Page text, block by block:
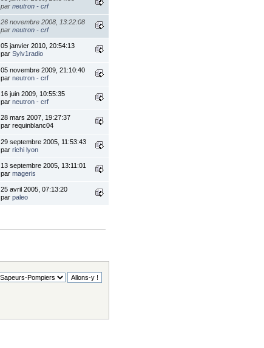
parneutron - crf
26 novembre 2008, 13:22:08
parneutron - crf
05 janvier 2010, 20:54:13
parSylv1radio
05 novembre 2009, 21:10:40
parneutron - crf
16 juin 2009, 10:55:35
parneutron - crf
28 mars 2007, 19:27:37
par requinblanc04
29 septembre 2005, 11:53:43
parrichi lyon
13 septembre 2005, 13:11:01
parmageris
25 avril 2005, 07:13:20
parpaleo